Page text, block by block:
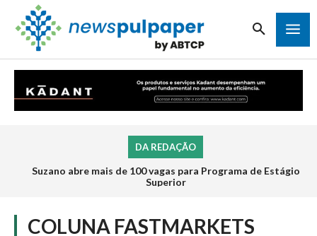
DA REDAÇÃO
Suzano abre mais de 100 vagas para Programa de Estágio
Superior
Inscrições para o Programa de Estágio 2026 da Veracel
abrem na próxima semana
COLUNA FASTMARKETS